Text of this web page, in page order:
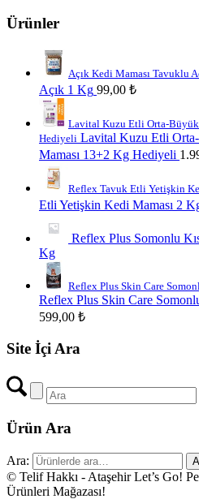
Ürünler
Açık Kedi Maması Tavuklu
Açık 1 Kg 99,00 ₺
Lavital Kuzu Etli Orta-Büyük
Hediyeli Lavital Kuzu Etli
Maması 13+2 Kg Hediyeli
Reflex Tavuk Etli Yetişkin
Etli Yetişkin Kedi Maması 2
Reflex Plus Somonlu
Kg
Reflex Plus Skin Care
Reflex Plus Skin Care
599,00 ₺
Site İçi Ara
Ürün Ara
Ara:
© Telif Hakkı - Ataşehir Let’s Go!
Ürünleri Mağazası!